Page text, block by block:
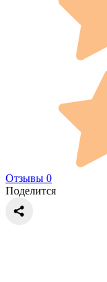
Отзывы 0
Поделится